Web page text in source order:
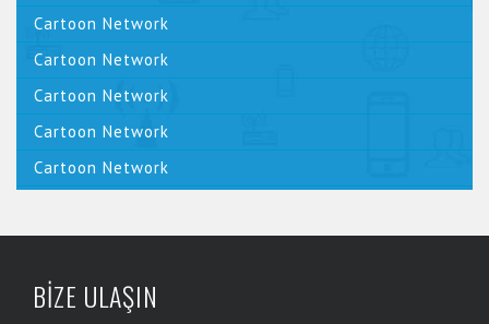
Cartoon Network
Cartoon Network
Cartoon Network
Cartoon Network
Cartoon Network
CHP Resmi Web Sitesi
Dark Orbit - BigPoint Gmbh
Dekante
BİZE ULAŞIN